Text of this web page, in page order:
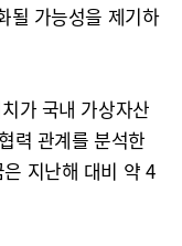
될 가능성을 제기하
가 국내 가상자산
력 관계를 분석한
지난해 대비 약 4